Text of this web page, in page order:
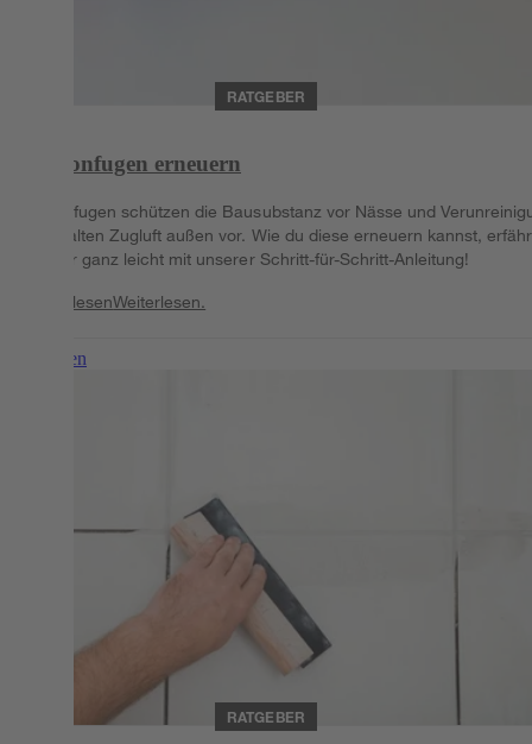
RATGEBER
Silikonfugen erneuern
Silikonfugen schützen die Bausubstanz vor Nässe und
und halten Zugluft außen vor. Wie du diese erneuern kannst,
du hier ganz leicht mit unserer Schritt-für-Schritt-Anleitung!
WeiterlesenWeiterlesen.
Weiterlesen
RATGEBER